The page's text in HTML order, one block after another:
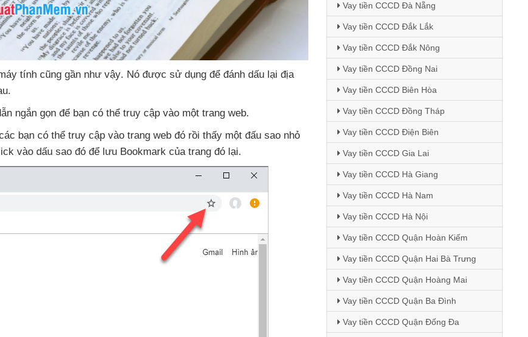
tính cũng gần như vậy. Nó được sử dụng để đánh dấu lại địa
ngắn gọn để bạn có thể truy cập vào một trang web.
bạn có thể truy cập vào trang web đó rồi thấy một đấu sao nhỏ
vào dấu sao đó để lưu Bookmark của trang đó lại.
Vay tiền CCCD Đà Nẵng
Vay tiền CCCD Đắk Lắk
Vay tiền CCCD Đắk Nông
Vay tiền CCCD Đồng Nai
Vay tiền CCCD Biên Hòa
Vay tiền CCCD Đồng Tháp
Vay tiền CCCD Điện Biên
Vay tiền CCCD Gia Lai
Vay tiền CCCD Hà Giang
Vay tiền CCCD Hà Nam
Vay tiền CCCD Hà Nội
Vay tiền CCCD Quận Hoàn Kiếm
Vay tiền CCCD Quận Hai Bà Trưng
Vay tiền CCCD Quận Hoàng Mai
Vay tiền CCCD Quận Ba Đình
Vay tiền CCCD Quận Đống Đa